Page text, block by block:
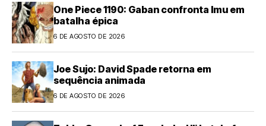
One Piece 1190: Gaban confronta Imu em
batalha épica
6 DE AGOSTO DE 2026
Joe Sujo: David Spade retorna em
sequência animada
6 DE AGOSTO DE 2026